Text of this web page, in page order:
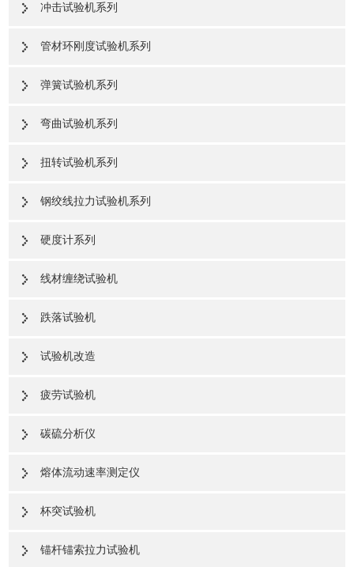
冲击试验机系列
管材环刚度试验机系列
弹簧试验机系列
弯曲试验机系列
扭转试验机系列
钢绞线拉力试验机系列
硬度计系列
线材缠绕试验机
跌落试验机
试验机改造
疲劳试验机
碳硫分析仪
熔体流动速率测定仪
杯突试验机
锚杆锚索拉力试验机